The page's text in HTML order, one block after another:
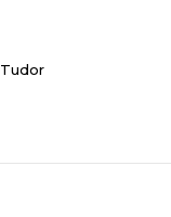
Tudor